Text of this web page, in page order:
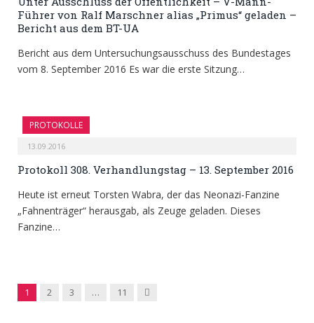
Führer von Ralf Marschner alias „Primus“ geladen –
Bericht aus dem BT-UA
Bericht aus dem Untersuchungsausschuss des Bundestages
vom 8. September 2016 Es war die erste Sitzung…
PROTOKOLLE
13.09.2016
Protokoll 308. Verhandlungstag – 13. September 2016
Heute ist erneut Torsten Wabra, der das Neonazi-Fanzine
„Fahnenträger“ herausgab, als Zeuge geladen. Dieses
Fanzine…
1 2 3 … 11 Next